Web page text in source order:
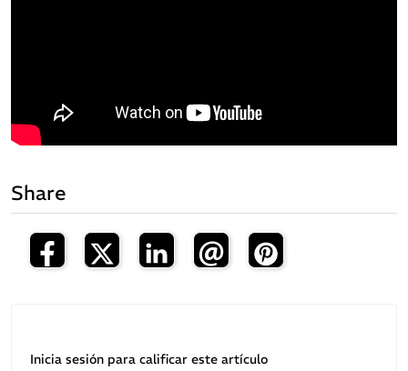
Share
Inicia sesión para calificar este artículo